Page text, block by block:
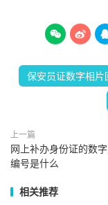
 
保安员证数字相片
上一篇
网上补办身份证的数
编号是什么
相关推荐